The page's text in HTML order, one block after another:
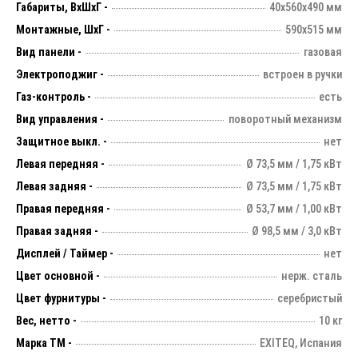
Габариты, ВхШхГ -
40х560х490 мм
Монтажные, ШхГ -
590х515 мм
Вид панели -
газовая
Электроподжиг -
встроен в ручки
Газ-контроль -
есть
Вид управления -
поворотный механизм
Защитное выкл. -
нет
Левая передняя -
Ø 73,5 мм / 1,75 кВт
Левая задняя -
Ø 73,5 мм / 1,75 кВт
Правая передняя -
Ø 53,7 мм / 1,00 кВт
Правая задняя -
Ø 98,5 мм / 3,0 кВт
Дисплей / Таймер -
нет
Цвет основной -
нерж. сталь
Цвет фурнитуры -
серебристый
Вес, нетто -
10 кг
Марка ТМ -
EXITEQ, Испания